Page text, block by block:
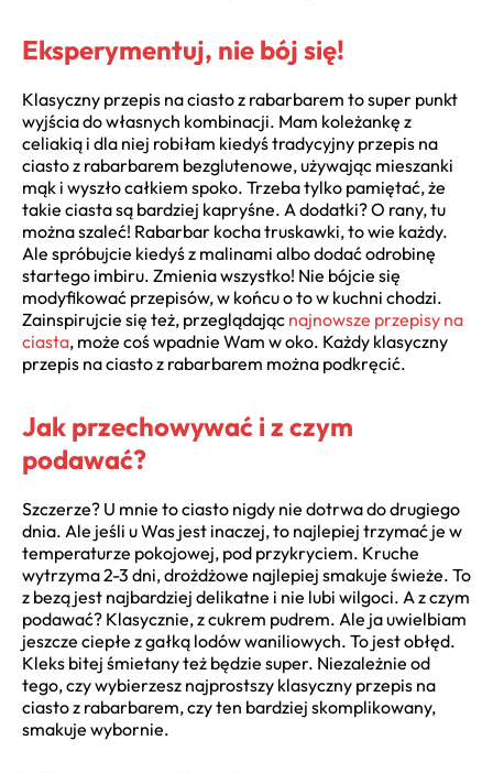
Eksperymentuj, nie bój się!
Klasyczny przepis na ciasto z rabarbarem to super punkt
wyjścia do własnych kombinacji. Mam koleżankę z
celiakią i dla niej robiłam kiedyś tradycyjny przepis na
ciasto z rabarbarem bezglutenowe, używając mieszanki
mąk i wyszło całkiem spoko. Trzeba tylko pamiętać, że
takie ciasta są bardziej kapryśne. A dodatki? O rany, tu
można szaleć! Rabarbar kocha truskawki, to wie każdy.
Ale spróbujcie kiedyś z malinami albo dodać odrobinę
startego imbiru. Zmienia wszystko! Nie bójcie się
modyfikować przepisów, w końcu o to w kuchni chodzi.
Zainspirujcie się też, przeglądając najnowsze przepisy na
ciasta, może coś wpadnie Wam w oko. Każdy klasyczny
przepis na ciasto z rabarbarem można podkręcić.
Jak przechowywać i z czym
podawać?
Szczerze? U mnie to ciasto nigdy nie dotrwa do drugiego
dnia. Ale jeśli u Was jest inaczej, to najlepiej trzymać je w
temperaturze pokojowej, pod przykryciem. Kruche
wytrzyma 2-3 dni, drożdżowe najlepiej smakuje świeże. To
z bezą jest najbardziej delikatne i nie lubi wilgoci. A z czym
podawać? Klasycznie, z cukrem pudrem. Ale ja uwielbiam
jeszcze ciepłe z gałką lodów waniliowych. To jest obłęd.
Kleks bitej śmietany też będzie super. Niezależnie od
tego, czy wybierzesz najprostszy klasyczny przepis na
ciasto z rabarbarem, czy ten bardziej skomplikowany,
smakuje wybornie.